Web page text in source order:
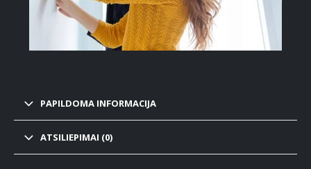
PAPILDOMA INFORMACIJA
ATSILIEPIMAI (0)